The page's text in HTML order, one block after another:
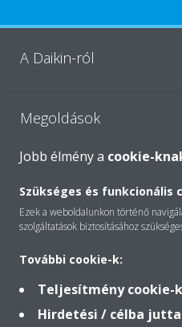
A Daikin-ról
Megoldások
Termékek
Minden jog
Jobb élmény a cookie-
Szükséges és funkcionális
Ezek a weboldalunkon történő
szolgáltatások biztosításához
További cookie-k:
Teljesítmény cookie-
Hirdetési / célba